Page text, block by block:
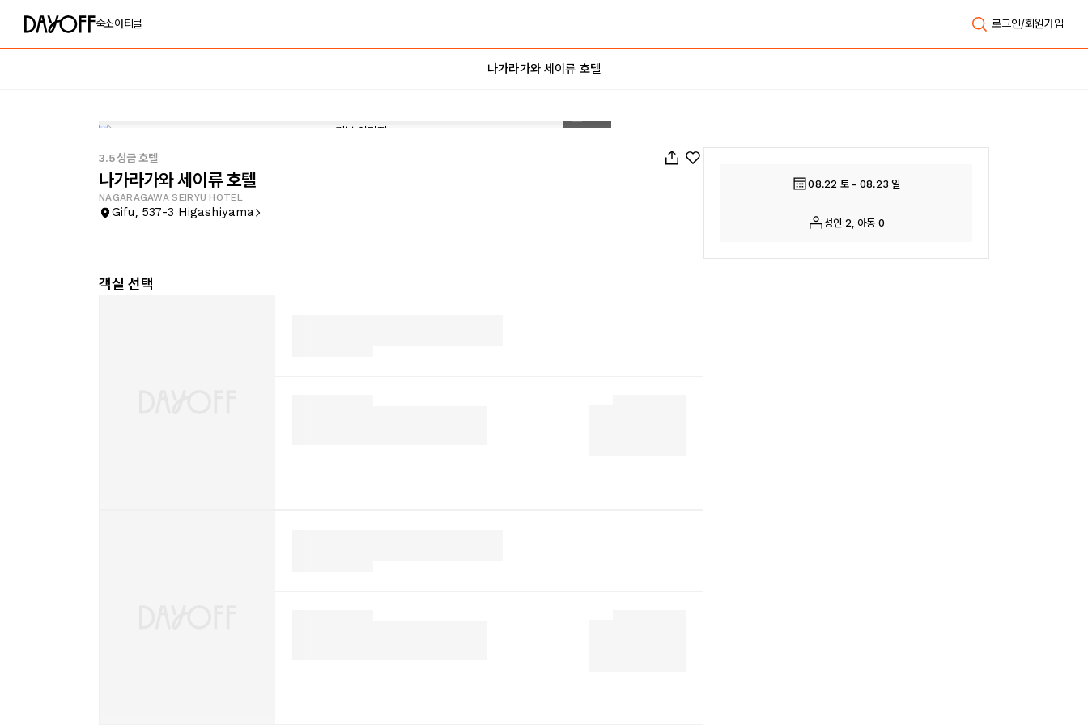
숙소아티클 로그인/회원가입
나가라가와 세이류 호텔
3.5성급 호텔
나가라가와 세이류 호텔
NAGARAGAWA SEIRYU HOTEL
Gifu, 537-3 Higashiyama
객실 선택
08.22 토 - 08.23 일
성인 2, 아동 0